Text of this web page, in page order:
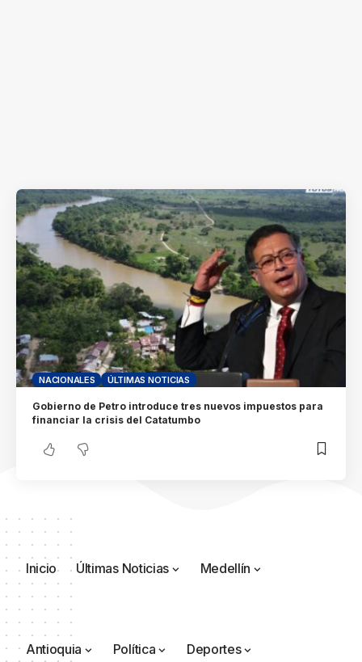
NACIONALES ÚLTIMAS NOTICIAS
Gobierno de Petro introduce tres nuevos impuestos para
financiar la crisis del Catatumbo
Inicio Últimas Noticias Medellín
Antioquia Política Deportes